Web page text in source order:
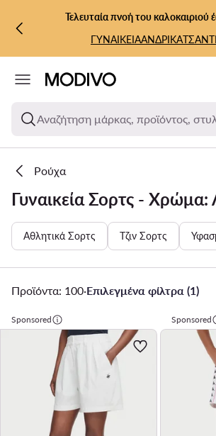
ΜΕΤΆΒΑΣΗ ΣΤΟ ΚΎΡΙΟ ΠΕΡΙΕΧΌΜΕΝΟ
ΜΕΤΆΒΑΣΗ ΣΤΗΝ ΑΝΑΖΉΤΗΣΗ
Τελευταία πνοή του καλοκαιριού
ΓΥΝΑΙΚΕΙΑΑΝΔΡΙΚΑ
Αναζήτηση μάρκας, προϊόντος,
Ρούχα
Γυναικεία Σορτς - Χρώμα:
Αθλητικά Σορτς Τζιν Σορτς
Προϊόντα: 100·Επιλεγμένα φίλτρα (1)
Sponsored Sponsored